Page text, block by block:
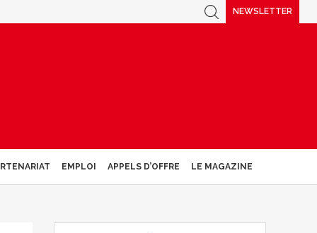
NEWSLETTER
EMPLOI APPELS D’OFFRE LE MAGAZINE